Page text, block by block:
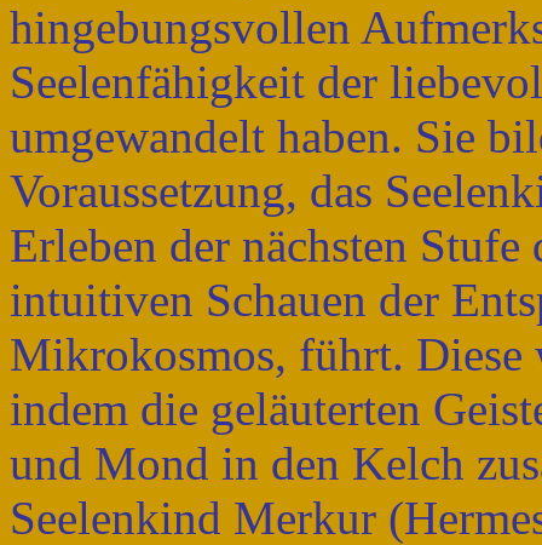
hingebungsvollen
Seelenfähigkeit der
umgewandelt haben. Sie
Voraussetzung, das
Erleben der nächsten
intuitiven Schauen der
Mikrokosmos, führt. Diese
indem die geläuterten
und Mond in den Kelch
Seelenkind Merkur